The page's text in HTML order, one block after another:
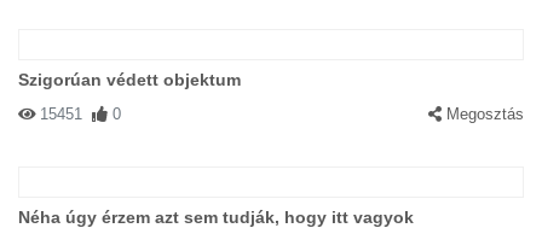
Szigorúan védett objektum
15451 0 Megosztás
Néha úgy érzem azt sem tudják, hogy itt vagyok